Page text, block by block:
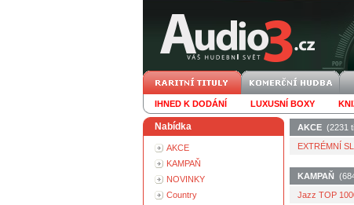
IHNED K DODÁNÍ LUXUSNÍ BOXY
Nabídka
AKCE
KAMPAŇ
NOVINKY
Country
AKCE (2231
EXTRÉMNÍ
KAMPAŇ
Jazz TOP